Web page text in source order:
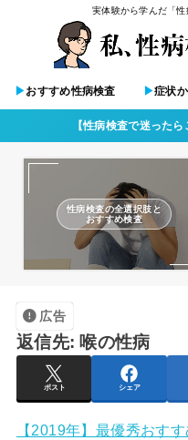
実体験から学んだ「性
▶︎おすすめ性病検査 ▶︎症状
【性病検査で迷った
性病検査の全選択肢と
おすすめ検査
広告
返信先: 喉の性病
ポスト シェア
【2019年】最優秀おす